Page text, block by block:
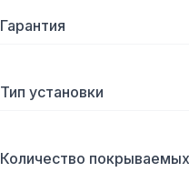
- Конструкция камеры
- Лоток для золы в
- Температура в камере:
Гарантия
Тип установки
Количество